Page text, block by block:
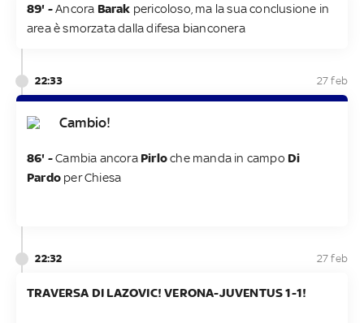
89' -Ancora Barak pericoloso, ma la sua conclusione in
area è smorzata dalla difesa bianconera
22:33 27 feb
Cambio!
86' -Cambia ancora Pirloche manda in campo Di
Pardo per Chiesa
22:32 27 feb
TRAVERSA DI LAZOVIC! VERONA-JUVENTUS 1-1!